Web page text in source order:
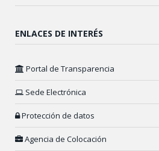
ENLACES DE INTERÉS
Portal de Transparencia
Sede Electrónica
Protección de datos
Agencia de Colocación